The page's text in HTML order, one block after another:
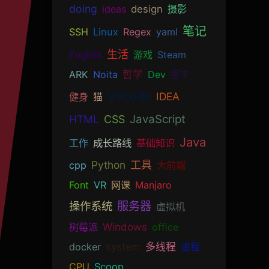
doing ideas design 摄影
SSH Linux Regex yaml 笔记
English 生活 游戏 Steam
ARK Noita 哲学 Dev 医学
健身 猫 VScode IDEA
HTML CSS JavaScript
工作 成长路线 基础知识 Java
cpp Python 工具 大前端
Font VR 网课 Manjaro
操作系统 服务器 虚拟机
树莓派 Windows office
docker system 多线程 进程